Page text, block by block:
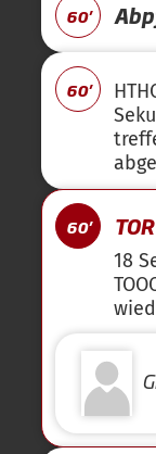
60'
60'
60'
18